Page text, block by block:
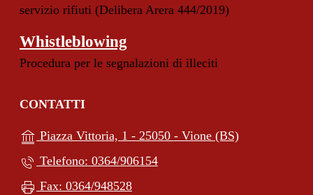
servizio rifiuti (Delibera Arera 444/2019)
Whistleblowing
Procedura per le segnalazioni di illeciti
CONTATTI
Piazza Vittoria, 1 - 25050 - Vione (BS)
Telefono: 0364/906154
Fax: 0364/948528